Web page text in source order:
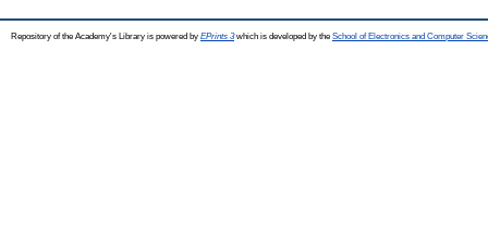
Repository of the Academy's Library is powered by EPrints 3which is developed by the School of Electronics and Computer